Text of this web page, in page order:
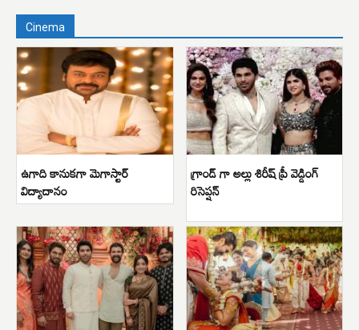
Cinema
ఉగాది కానుకగా మెగాస్టార్
విద్యాదానం
గ్రాండ్ గా అల్లు శిరీష్ ప్రీ వెడ్డింగ్
రిసెప్షన్